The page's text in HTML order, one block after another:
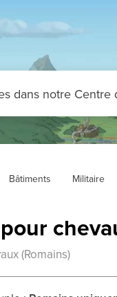
Bâtiments Militaire
(Romains)